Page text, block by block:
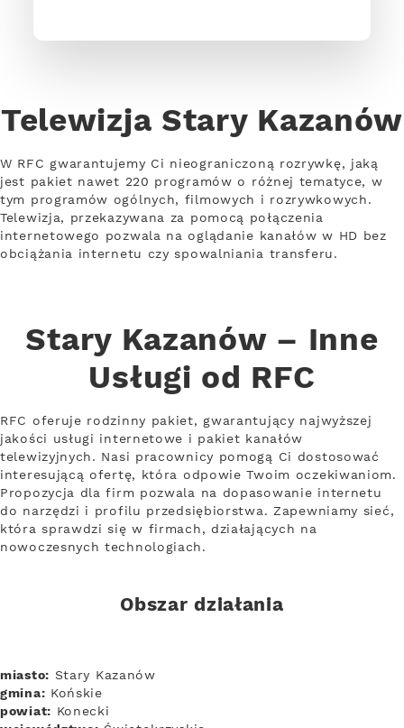
Telewizja Stary Kazanów
W RFC gwarantujemy Ci nieograniczoną rozrywkę, jaką
jest pakiet nawet 220 programów o różnej tematyce, w
tym programów ogólnych, filmowych i rozrywkowych.
Telewizja, przekazywana za pomocą połączenia
internetowego pozwala na oglądanie kanałów w HD bez
obciążania internetu czy spowalniania transferu.
Stary Kazanów – Inne
Usługi od RFC
RFC oferuje rodzinny pakiet, gwarantujący najwyższej
jakości usługi internetowe i pakiet kanałów
telewizyjnych. Nasi pracownicy pomogą Ci dostosować
interesującą ofertę, która odpowie Twoim oczekiwaniom.
Propozycja dla firm pozwala na dopasowanie internetu
do narzędzi i profilu przedsiębiorstwa. Zapewniamy sieć,
która sprawdzi się w firmach, działających na
nowoczesnych technologiach.
Obszar działania
miasto: Stary Kazanów
gmina: Końskie
powiat: Konecki